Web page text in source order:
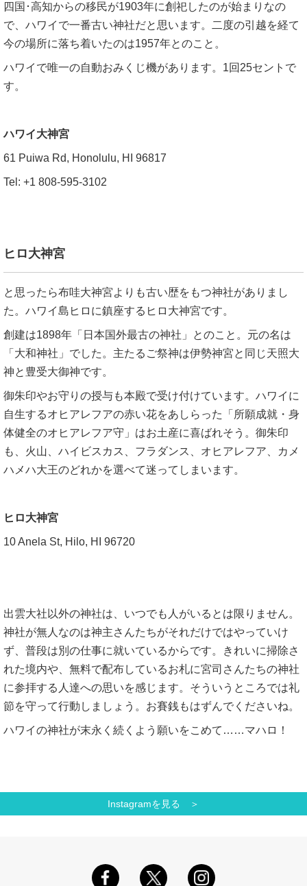
四国･高知からの移民が1903年に創祀したのが始まりなの
で、ハワイで一番古い神社だと思います。二度の引越を経て
今の場所に落ち着いたのは1957年とのこと。
ハワイで唯一の自動おみくじ機があります。1回25セントで
す。
ハワイ大神宮
61 Puiwa Rd, Honolulu, HI 96817
Tel: +1 808-595-3102
ヒロ大神宮
と思ったら布哇大神宮よりも古い歴をもつ神社がありまし
た。ハワイ島ヒロに鎮座するヒロ大神宮です。
創建は1898年「日本国外最古の神社」とのこと。元の名は
「大和神社」でした。主たるご祭神は伊勢神宮と同じ天照大
神と豊受大御神です。
御朱印やお守りの授与も本殿で受け付けています。ハワイに
自生するオヒアレフアの赤い花をあしらった「所願成就・身
体健全のオヒアレフア守」はお土産に喜ばれそう。御朱印
も、火山、ハイビスカス、フラダンス、オヒアレフア、カメ
ハメハ大王のどれかを選べて迷ってしまいます。
ヒロ大神宮
10 Anela St, Hilo, HI 96720
出雲大社以外の神社は、いつでも人がいるとは限りません。
神社が無人なのは神主さんたちがそれだけではやっていけ
ず、普段は別の仕事に就いているからです。きれいに掃除さ
れた境内や、無料で配布しているお札に宮司さんたちの神社
に参拝する人達への思いを感じます。そういうところでは礼
節を守って行動しましょう。お賽銭もはずんでくださいね。
ハワイの神社が末永く続くよう願いをこめて……マハロ！
Instagramを見る ＞